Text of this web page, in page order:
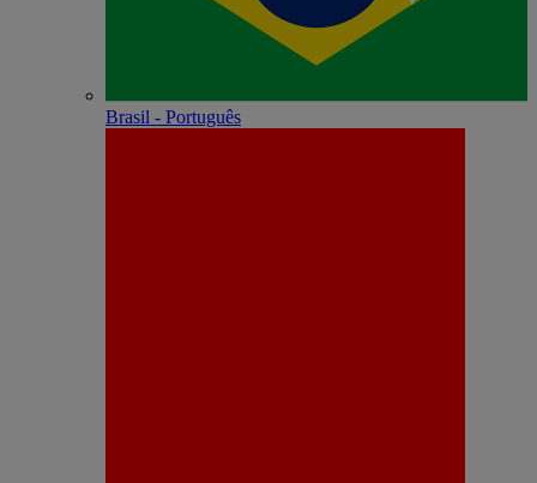
Brasil - Português